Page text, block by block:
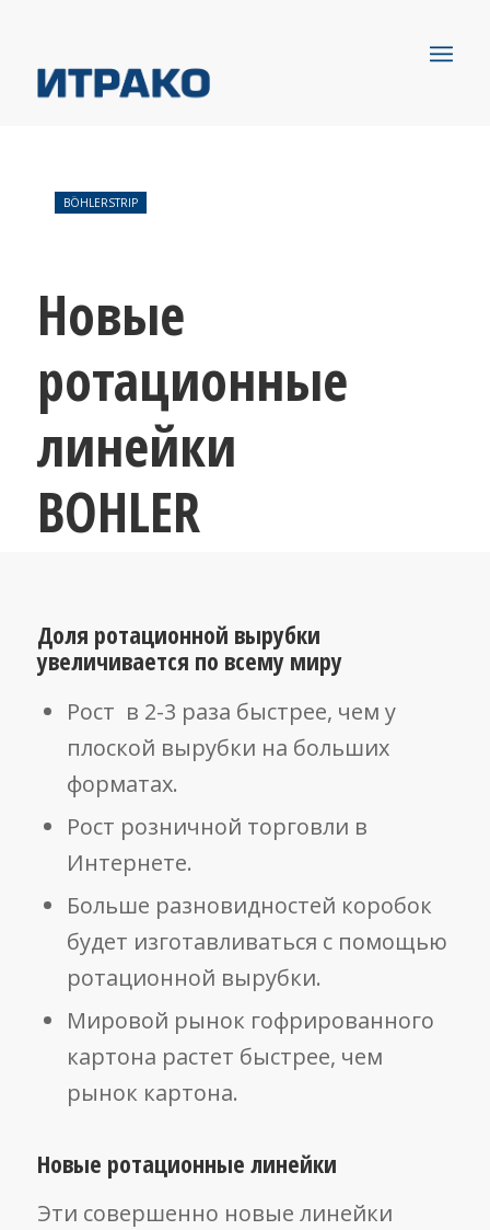
BÖHLERSTRIP
Новые
ротационные
линейки
BOHLER
Доля ротационной вырубки
увеличивается по всему миру
Рост в 2-3 раза быстрее, чем у
плоской вырубки на больших
форматах.
Рост розничной торговли в
Интернете.
Больше разновидностей коробок
будет изготавливаться с помощью
ротационной вырубки.
Мировой рынок гофрированного
картона растет быстрее, чем
рынок картона.
Новые ротационные линейки
Эти совершенно новые линейки